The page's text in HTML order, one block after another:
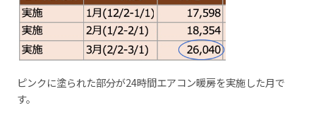
ピンクに塗られた部分が24時間エアコン暖房を実施した月で
す。